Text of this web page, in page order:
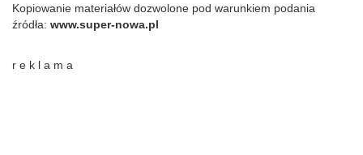
Kopiowanie materiałów dozwolone pod warunkiem podania
źródła: www.super-nowa.pl
r e k l a m a